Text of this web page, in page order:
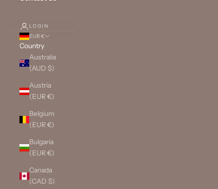
LOGIN
EUR €
Country
Australia
(AUD $)
Austria
(EUR €)
Belgium
(EUR €)
Bulgaria
(EUR €)
Canada
(CAD $)